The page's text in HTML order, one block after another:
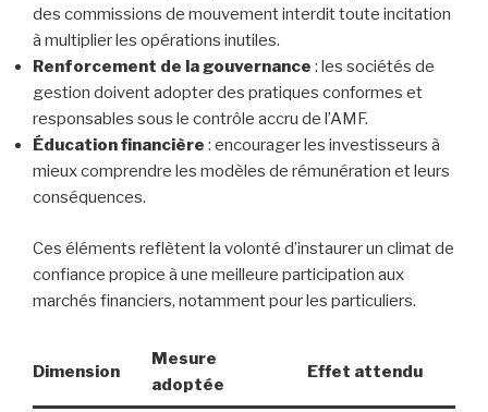
des commissions de mouvement interdit toute incitation
à multiplier les opérations inutiles.
Renforcement de la gouvernance : les sociétés de
gestion doivent adopter des pratiques conformes et
responsables sous le contrôle accru de l’AMF.
Éducation financière : encourager les investisseurs à
mieux comprendre les modèles de rémunération et leurs
conséquences.
Ces éléments reflètent la volonté d’instaurer un climat de
confiance propice à une meilleure participation aux
marchés financiers, notamment pour les particuliers.
Dimension
Mesure
adoptée
Effet attendu